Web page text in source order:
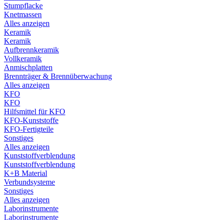
Stumpflacke
Knetmassen
Alles anzeigen
Keramik
Keramik
Aufbrennkeramik
Vollkeramik
Anmischplatten
Brennträger & Brennüberwachung
Alles anzeigen
KFO
KFO
Hilfsmittel für KFO
KFO-Kunststoffe
KFO-Fertigteile
Sonstiges
Alles anzeigen
Kunststoffverblendung
Kunststoffverblendung
K+B Material
Verbundsysteme
Sonstiges
Alles anzeigen
Laborinstrumente
Laborinstrumente